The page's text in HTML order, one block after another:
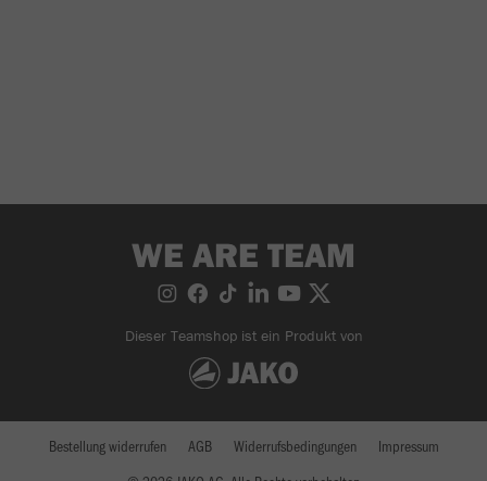
WE ARE TEAM
Dieser Teamshop ist ein Produkt von
Bestellung widerrufen AGB Widerrufsbedingungen Impressum